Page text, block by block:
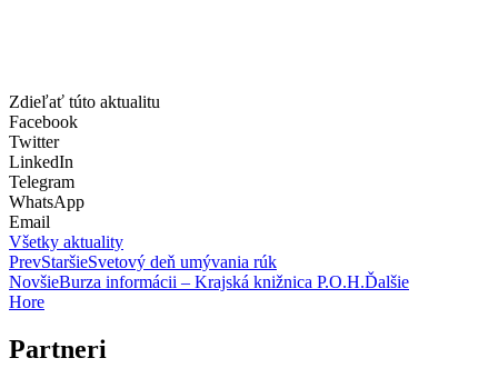
Zdieľať túto aktualitu
Facebook
Twitter
LinkedIn
Telegram
WhatsApp
Email
Všetky aktuality
PrevStaršieSvetový deň umývania rúk
NovšieBurza informácii – Krajská knižnica P.O.H.Ďalšie
Hore
Partneri